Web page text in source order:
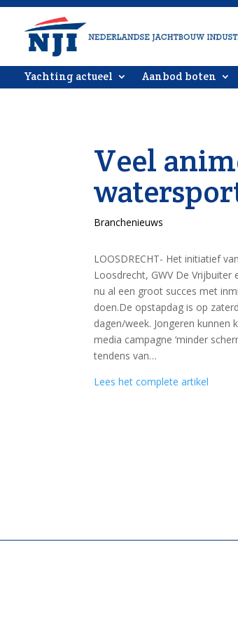
Yachting actueel Aanbod boten
Veel
Branchenieuws
LOOSDRECHT- Het initiatief
Loosdrecht, GWV De
nu al een groot succes met
doen.De opstapdag is op
dagen/week. Jongeren
media campagne ‘minder
tendens van…
Lees het complete artikel